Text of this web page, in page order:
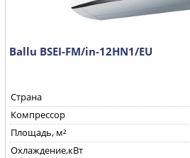
Ballu BSEI-FM/in-12HN1/EU
Страна
Компрессор
Площадь, м²
Охлаждение,кВт